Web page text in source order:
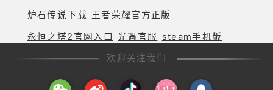
炉石传说下载 王者荣耀官方正版
永恒之塔2官网入口 光遇官服
steam手机版
欢迎关注我们